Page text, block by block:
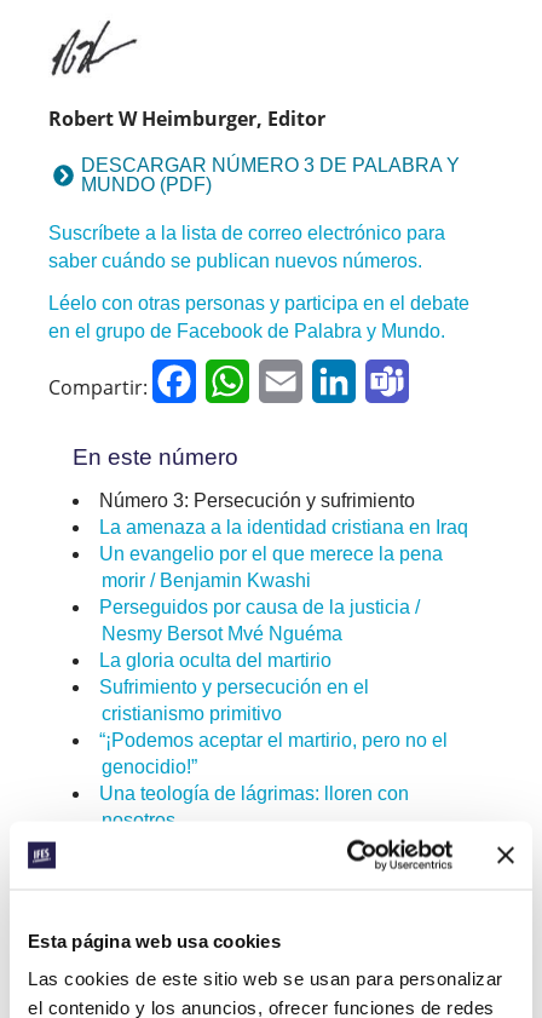
Esta página web usa cookies
Las cookies de este sitio web se usan para personalizar
el contenido y los anuncios, ofrecer funciones de redes
Robert W Heimburger, Editor
DESCARGAR NÚMERO 3 DE PALABRA Y
MUNDO (PDF)
Suscríbete a la lista de correo electrónico para
saber cuándo se publican nuevos números.
Léelo con otras personas y participa en el debate
en el grupo de Facebook de Palabra y Mundo.
Compartir: FacebookWhatsApp
Email LinkedIn
En este número
Número 3: Persecución y sufrimiento
La amenaza a la identidad cristiana en Iraq
Un evangelio por el que merece la pena
morir / Benjamin Kwashi
Perseguidos por causa de la justicia /
Nesmy Bersot Mvé Nguéma
La gloria oculta del martirio
Sufrimiento y persecución en el
cristianismo primitivo
“¡Podemos aceptar el martirio, pero no el
genocidio!”
Una teología de lágrimas: lloren con
nosotros
« Artículo anterior
Todos los artículos de Palabra y Mundo